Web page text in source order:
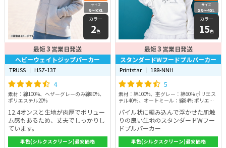
サイズ
S〜XXL
カラー
2色
最短3 営業日発送
ヘビーウェイトジップパーカー
TRUSS 丨 HSZ-137
4
素材：綿100%、ヘザーグレーのみ綿80%、
ポリエステル20%
12.4オンスと生地が肉厚でボリュー
ム感もあるため、丈夫でしっかりし
ています。
単色(シルクスクリーン)最安価格
サイズ
XS〜4XL
カラー
15色
最短3 営業日発送
スタンダードWフードプルパーカー
Printstar 丨 188-NNH
5
素材：綿100%、杢グレー：綿60% ポリエス
テル40％、オートミール：綿84% ポリエス
パイル状に編み込んで浮かせた肌触
りの良い生地のスタンダードWフー
ドプルパーカー
単色(シルクスクリーン)最安価格